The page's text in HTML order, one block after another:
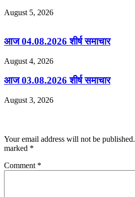
August 5, 2026
आज 04.08.2026 शीर्ष समाचार
August 4, 2026
आज 03.08.2026 शीर्ष समाचार
August 3, 2026
Your email address will not be published.
marked *
Comment *